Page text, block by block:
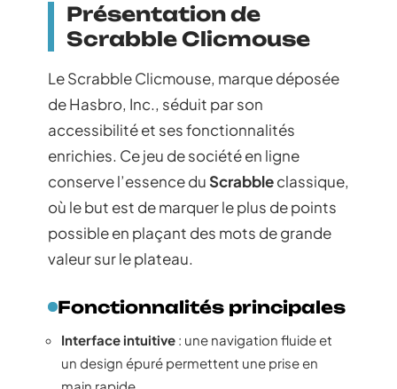
Présentation de
Scrabble Clicmouse
Le Scrabble Clicmouse, marque déposée
de Hasbro, Inc., séduit par son
accessibilité et ses fonctionnalités
enrichies. Ce jeu de société en ligne
conserve l’essence du Scrabbleclassique,
où le but est de marquer le plus de points
possible en plaçant des mots de grande
valeur sur le plateau.
Fonctionnalités principales
Interface intuitive : une navigation fluide et
un design épuré permettent une prise en
main rapide.